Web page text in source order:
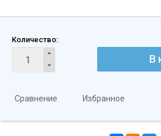
Количество:
В
Сравнение Избранное